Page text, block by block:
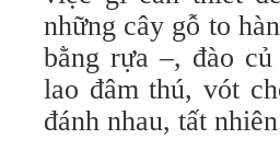
những cây gỗ to
bằng rựa –, đào
lao đâm thú, vót
đánh nhau, tất